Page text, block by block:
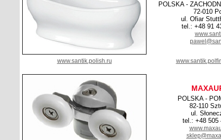
POLSKA -
72-010
ul. Ofiar
tel.: +48 91
www.santik.polish.ru
POLSKA -
82-110
ul.
tel.: +48 505